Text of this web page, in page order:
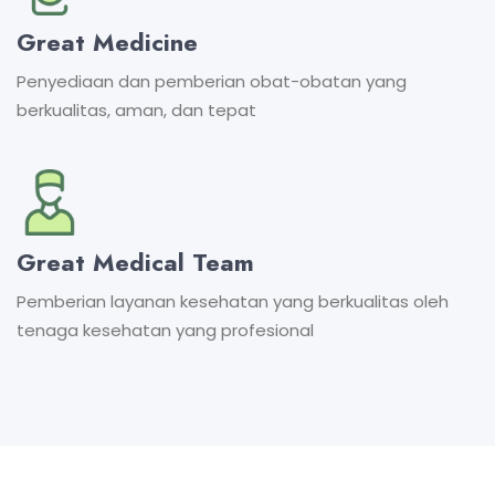
Great Medicine
Penyediaan dan pemberian obat-obatan yang
berkualitas, aman, dan tepat
Great Medical Team
Pemberian layanan kesehatan yang berkualitas oleh
tenaga kesehatan yang profesional